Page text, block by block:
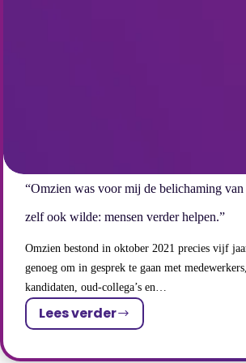
“Omzien was voor mij de belichaming
zelf ook wilde: mensen verder helpen.”
Omzien bestond in oktober 2021 precies vijf
genoeg om in gesprek te gaan met medewerkers,
kandidaten, oud-collega’s en…
Lees verder
“Omzien